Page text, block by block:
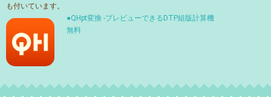
も付いています。
●QHpt変換 -プレビューできるDTP組版計算機
無料